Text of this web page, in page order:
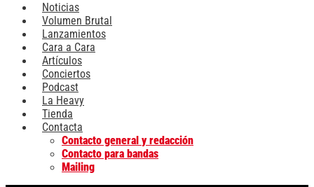
Noticias
Volumen Brutal
Lanzamientos
Cara a Cara
Artículos
Conciertos
Podcast
La Heavy
Tienda
Contacta
Contacto general y redacción
Contacto para bandas
Mailing